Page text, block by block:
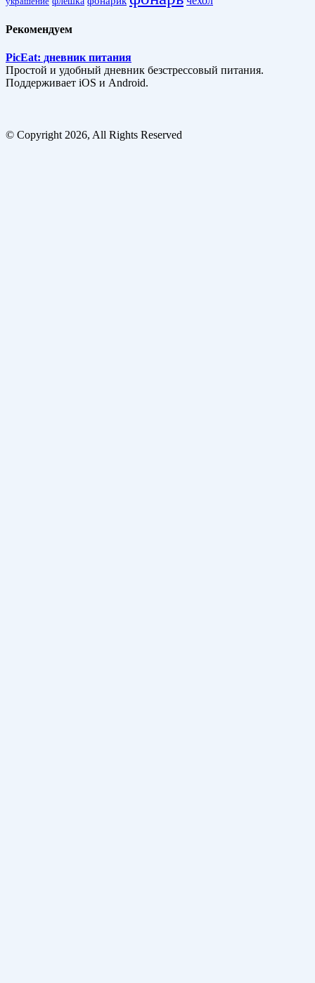
Рекомендуем
PicEat: дневник питания
Простой и удобный дневник безстрессовый питания.
Поддерживает iOS и Android.
© Copyright 2026, All Rights Reserved